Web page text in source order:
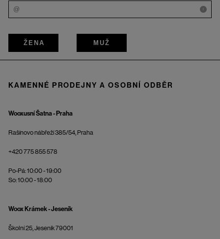
i
ŽENA MUŽ
KAMENNÉ PRODEJNY A OSOBNÍ ODBĚR
Wooxusní Šatna - Praha
Rašínovo nábřeží 385/54, Praha
+420 775 855 578
Po-Pá: 10:00 - 19:00
So: 10:00 - 18:00
Woox Krámek - Jeseník
Školní 25, Jeseník 79001